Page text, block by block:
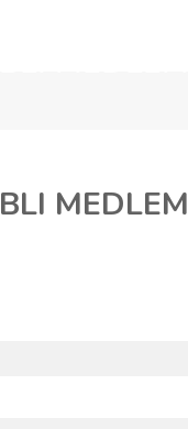
BLI MEDLEM